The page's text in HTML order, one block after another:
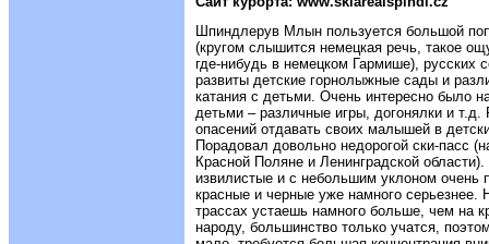
Шпиндлерув Млын пользуется большой
(кругом слышится немецкая речь, такое
где-нибудь в немецком Гармише), русских
развиты детские горнолыжные сады и
катания с детьми. Очень интересно было
детьми – различные игры, догонялки и т.д.
опасений отдавать своих малышей в
Порадовал довольно недорогой ски-пасс
Красной Поляне и Ленинградской
извилистые и с небольшим уклоном
красные и черные уже намного серьезнее.
трассах устаешь намного больше, чем на
народу, большинство только учатся,